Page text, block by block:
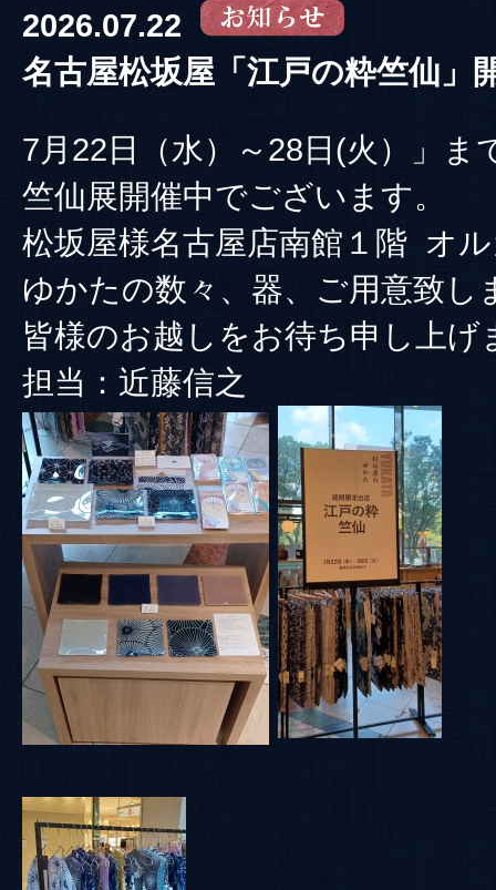
2026.07.22
名古屋松坂屋「江戸の粋竺仙」
7月22日（水）～28日(火）」ま
竺仙展開催中でございます。
松坂屋様名古屋店南館１階 オ
ゆかたの数々、器、ご用意致し
皆様のお越しをお待ち申し上げ
担当：近藤信之